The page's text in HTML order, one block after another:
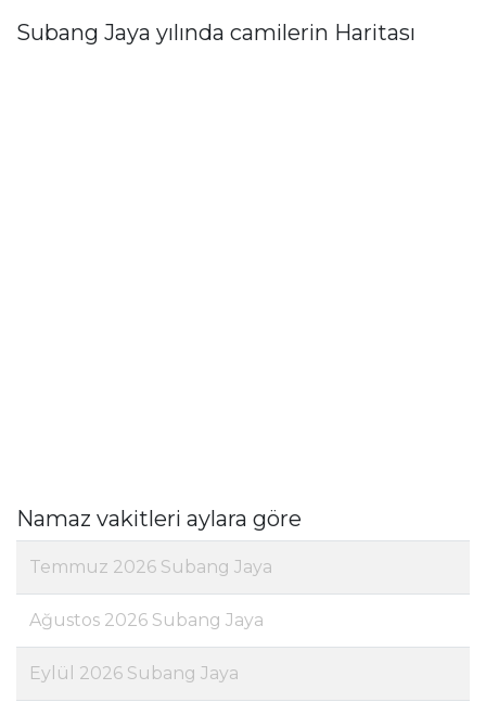
Subang Jaya yılında camilerin Haritası
Namaz vakitleri aylara göre
Temmuz 2026 Subang Jaya
Ağustos 2026 Subang Jaya
Eylül 2026 Subang Jaya